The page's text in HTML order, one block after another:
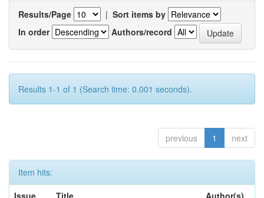
Results/Page | Sort items by
In order
Authors/record
Results 1-1 of 1 (Search time: 0.001 seconds).
previous 1 next
Item hits:
Issue
Title Author(s)